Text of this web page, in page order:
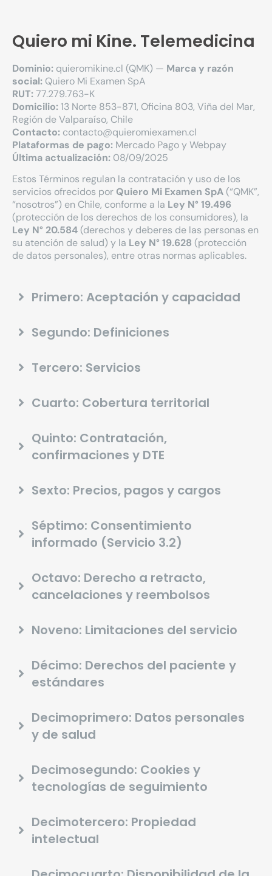
Quiero mi Kine. Telemedicina
Dominio: quieromikine.cl (QMK) — Marca y razón
social: Quiero Mi Examen SpA
RUT:77.279.763-K
Domicilio:13 Norte 853-871, Oficina 803, Viña del Mar,
Región de Valparaíso, Chile
Contacto: contacto@quieromiexamen.cl
Plataformas de pago: Mercado Pago y Webpay
Última actualización: 08/09/2025
Estos Términos regulan la contratación y uso de los
servicios ofrecidos por Quiero Mi Examen SpA (“QMK”,
“nosotros”) en Chile, conforme a la Ley N° 19.496
(protección de los derechos de los consumidores), la
Ley N° 20.584 (derechos y deberes de las personas en
su atención de salud) y la Ley N° 19.628 (protección
de datos personales), entre otras normas aplicables.
Primero: Aceptación y capacidad
Segundo: Definiciones
Tercero: Servicios
Cuarto: Cobertura territorial
Quinto: Contratación,
confirmaciones y DTE
Sexto: Precios, pagos y cargos
Séptimo: Consentimiento
informado (Servicio 3.2)
Octavo: Derecho a retracto,
cancelaciones y reembolsos
Noveno: Limitaciones del servicio
Décimo: Derechos del paciente y
estándares
Decimoprimero: Datos personales
y de salud
Decimosegundo: Cookies y
tecnologías de seguimiento
Decimotercero: Propiedad
intelectual